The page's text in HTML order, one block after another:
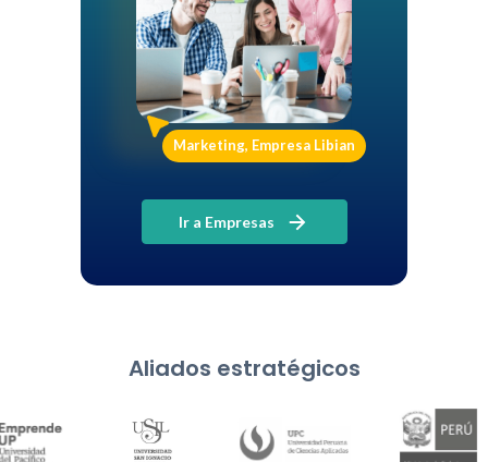
Marketing, Empresa Libian
Ir a Empresas
Aliados estratégicos